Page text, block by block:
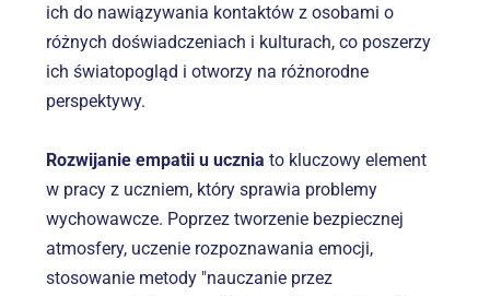
ich do nawiązywania kontaktów z osobami o
różnych doświadczeniach i kulturach, co poszerzy
ich światopogląd i otworzy na różnorodne
perspektywy.
Rozwijanie empatii u ucznia to kluczowy element
w pracy z uczniem, który sprawia problemy
wychowawcze. Poprzez tworzenie bezpiecznej
atmosfery, uczenie rozpoznawania emocji,
stosowanie metody "nauczanie przez